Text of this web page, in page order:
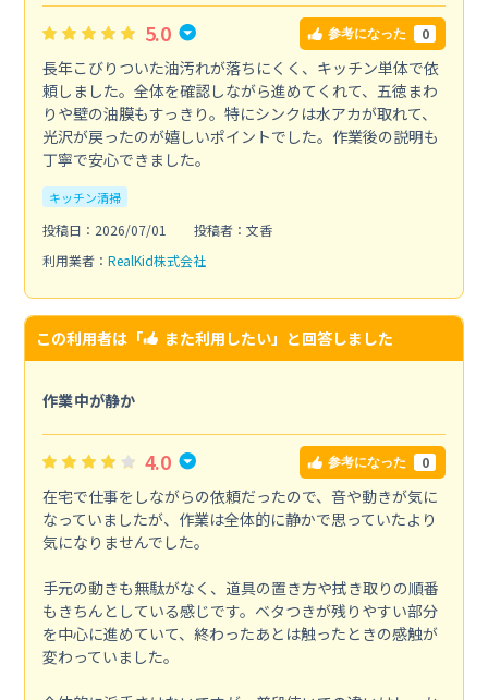
5.0 参考になった 0
長年こびりついた油汚れが落ちにくく、キッチン単体で依
頼しました。全体を確認しながら進めてくれて、五徳まわ
りや壁の油膜もすっきり。特にシンクは水アカが取れて、
光沢が戻ったのが嬉しいポイントでした。作業後の説明も
丁寧で安心できました。
キッチン清掃
投稿日：2026/07/01
投稿者：文香
利用業者： RealKid株式会社
この利用者は「 また利用したい」と回答しました
作業中が静か
4.0 参考になった 0
在宅で仕事をしながらの依頼だったので、音や動きが気に
なっていましたが、作業は全体的に静かで思っていたより
気になりませんでした。
手元の動きも無駄がなく、道具の置き方や拭き取りの順番
もきちんとしている感じです。ベタつきが残りやすい部分
を中心に進めていて、終わったあとは触ったときの感触が
変わっていました。